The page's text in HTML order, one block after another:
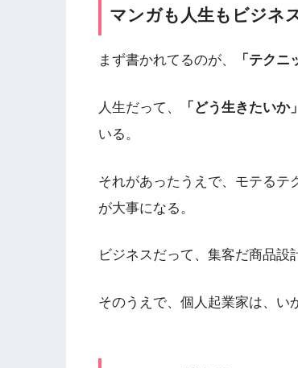
マンガも人生もビジネ
まず書かれてるのが、 「テク
人生だって、 「どう生きたいか」
いる。
それがあったうえで、モテるテ
が大事になる。
ビジネスだって、集客だ商品設
そのうえで、個人起業家は、い